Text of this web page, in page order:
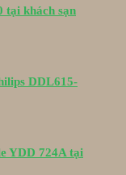
tại khách sạn
DDL615-
YDD 724A tại